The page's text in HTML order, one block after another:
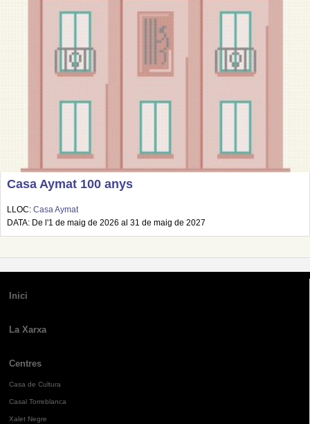
Casa Aymat 100 anys
LLOC: Casa Aymat
DATA: De l'1 de maig de 2026 al 31 de maig de 2027
Inici
La Xarxa
Centres
Casa de Cultura
Casal Torreblanca
Xalet Negre